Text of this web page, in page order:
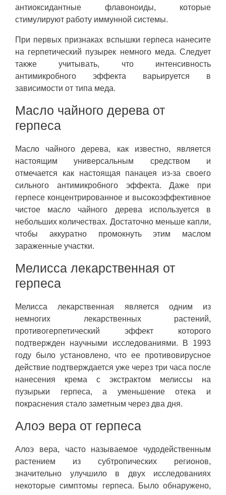
антиоксидантные флавоноиды, которые
стимулируют работу иммунной системы.
При первых признаках вспышки герпеса нанесите
на герпетический пузырек немного меда. Следует
также учитывать, что интенсивность
антимикробного эффекта варьируется в
зависимости от типа меда.
Масло чайного дерева от
герпеса
Масло чайного дерева, как известно, является
настоящим универсальным средством и
отмечается как настоящая панацея из-за своего
сильного антимикробного эффекта. Даже при
герпесе концентрированное и высокоэффективное
чистое масло чайного дерева используется в
небольших количествах. Достаточно меньше капли,
чтобы аккуратно промокнуть этим маслом
зараженные участки.
Мелисса лекарственная от
герпеса
Мелисса лекарственная является одним из
немногих лекарственных растений,
противогерпетический эффект которого
подтвержден научными исследованиями. В 1993
году было установлено, что ее противовирусное
действие подтверждается уже через три часа после
нанесения крема с экстрактом мелиссы на
пузырьки герпеса, а уменьшение отека и
покраснения стало заметным через два дня.
Алоэ вера от герпеса
Алоэ вера, часто называемое чудодейственным
растением из субтропических регионов,
значительно улучшило в двух исследованиях
некоторые симптомы герпеса. Было обнаружено,